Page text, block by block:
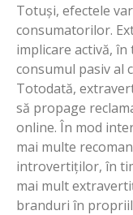
Totuși, efectele
consumatorilor.
implicare activă,
consumul pasiv al
Totodată,
să propage
online. În mod
mai multe
introvertiților, în
mai mult
branduri în